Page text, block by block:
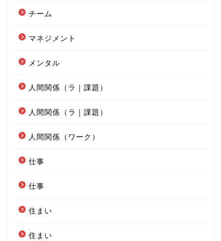
チーム
マネジメント
メンタル
人間関係（ラ｜課題）
人間関係（ラ｜課題）
人間関係（ワーク）
仕事
仕事
住まい
住まい